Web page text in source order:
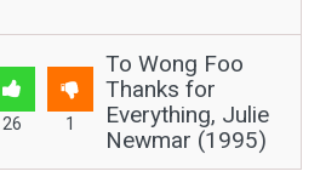
26 1
To Wong Foo
Thanks for
Everything, Julie
Newmar (1995)